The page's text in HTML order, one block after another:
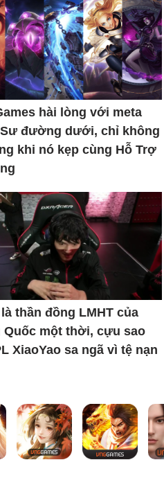
hài lòng với meta
đường dưới, chỉ không
khi nó kẹp cùng Hỗ Trợ
thần đồng LMHT của
Quốc một thời, cựu sao
XiaoYao sa ngã vì tệ nạn